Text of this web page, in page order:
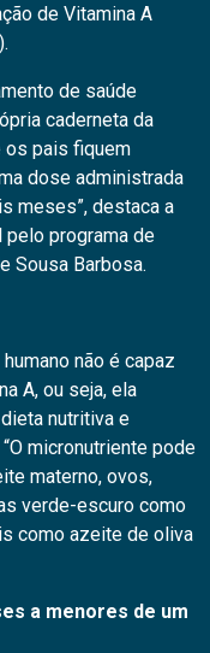
de Vitamina A
de saúde
caderneta da
os pais fiquem
dose administrada
meses”, destaca a
programa de
Sousa Barbosa.
não é capaz
A, ou seja, ela
nutritiva e
micronutriente pode
materno, ovos,
verde-escuro como
como azeite de oliva
a menores de um